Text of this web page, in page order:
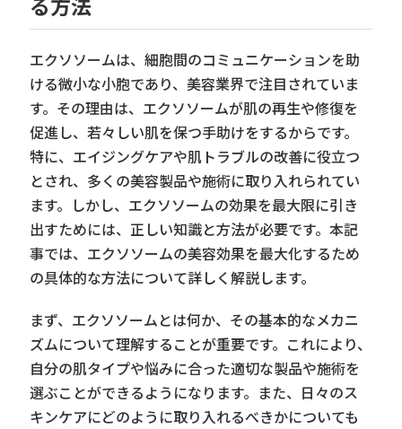
エクソソームは、細胞間のコミュニケーションを助
ける微小な小胞であり、美容業界で注目されていま
す。その理由は、エクソソームが肌の再生や修復を
促進し、若々しい肌を保つ手助けをするからです。
特に、エイジングケアや肌トラブルの改善に役立つ
とされ、多くの美容製品や施術に取り入れられてい
ます。しかし、エクソソームの効果を最大限に引き
出すためには、正しい知識と方法が必要です。本記
事では、エクソソームの美容効果を最大化するため
の具体的な方法について詳しく解説します。
まず、エクソソームとは何か、その基本的なメカニ
ズムについて理解することが重要です。これにより、
自分の肌タイプや悩みに合った適切な製品や施術を
選ぶことができるようになります。また、日々のス
キンケアにどのように取り入れるべきかについても